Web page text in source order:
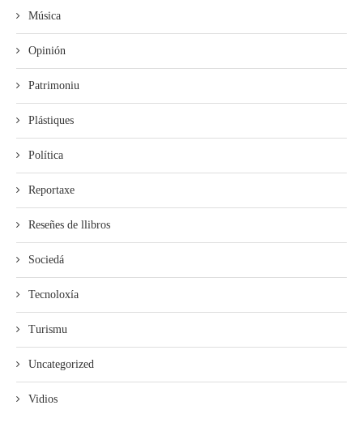
Música
Opinión
Patrimoniu
Plástiques
Política
Reportaxe
Reseñes de llibros
Sociedá
Tecnoloxía
Turismu
Uncategorized
Vidios